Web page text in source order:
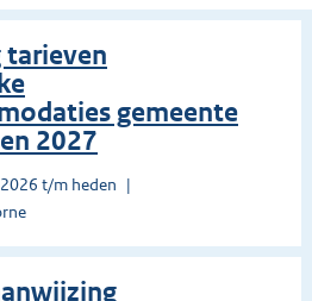
tarieven
gemeente
2027
t/m heden